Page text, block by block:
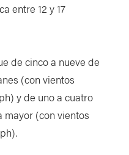
entre 12 y 17
de cinco a nueve de
(con vientos
y de uno a cuatro
mayor (con vientos